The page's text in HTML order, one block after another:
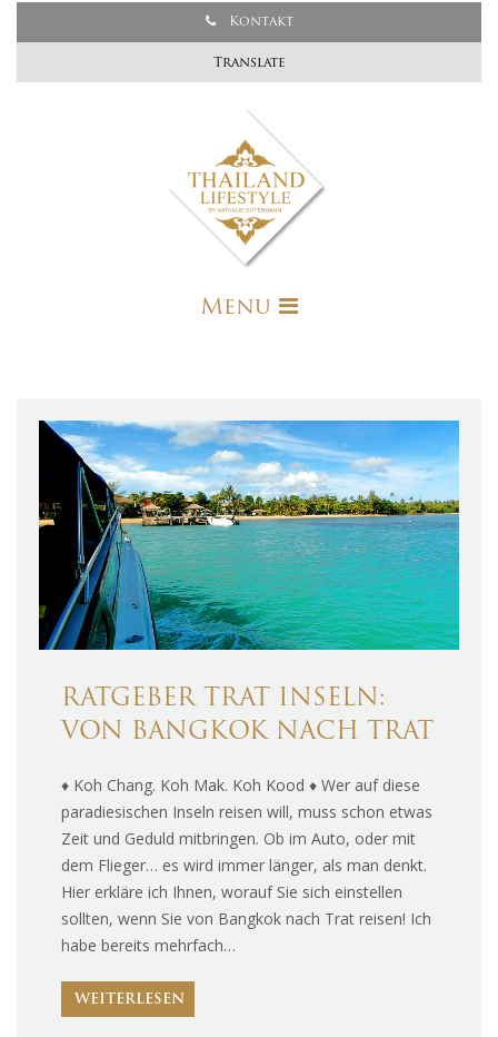
Kontakt
Translate
Menu
RATGEBER TRAT INSELN:
VON BANGKOK NACH TRAT
♦ Koh Chang. Koh Mak. Koh Kood ♦ Wer auf diese
paradiesischen Inseln reisen will, muss schon etwas
Zeit und Geduld mitbringen. Ob im Auto, oder mit
dem Flieger… es wird immer länger, als man denkt.
Hier erkläre ich Ihnen, worauf Sie sich einstellen
sollten, wenn Sie von Bangkok nach Trat reisen! Ich
habe bereits mehrfach…
WEITERLESEN